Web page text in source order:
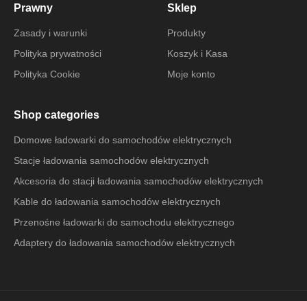
Prawny
Zasady i warunki
Polityka prywatności
Polityka Cookie
Sklep
Produkty
Koszyk i Kasa
Moje konto
Shop categories
Domowe ładowarki do samochodów elektrycznych
Stacje ładowania samochodów elektrycznych
Akcesoria do stacji ładowania samochodów elektrycznych
Kable do ładowania samochodów elektrycznych
Przenośne ładowarki do samochodu elektrycznego
Adaptery do ładowania samochodów elektrycznych